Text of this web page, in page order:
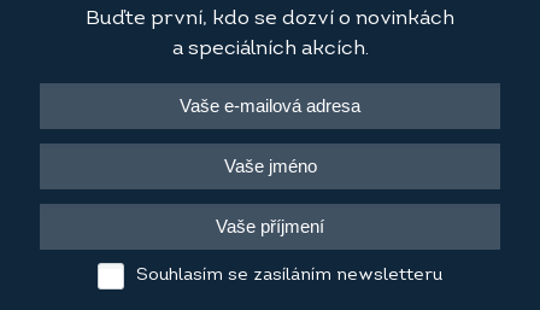
Buďte první, kdo se dozví o novinkách
a speciálních akcích.
Souhlasím se zasíláním newsletteru